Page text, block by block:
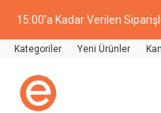
Kadar Verilen Siparişler
Kategoriler Yeni Ürünler